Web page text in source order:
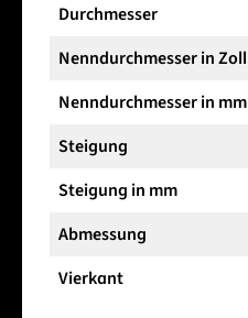
Durchmesser
Nenndurchmesser in Zoll
Nenndurchmesser in mm
Steigung
Steigung in mm
Abmessung
Vierkant